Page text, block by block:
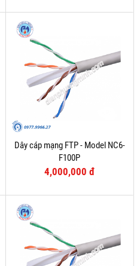
Dây cáp mạng FTP - Model NC6-
F100P
4,000,000 đ